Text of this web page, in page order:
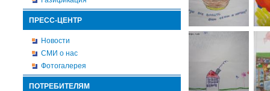
ПРЕСС-ЦЕНТР
Новости
СМИ о нас
Фотогалерея
ПОТРЕБИТЕЛЯМ